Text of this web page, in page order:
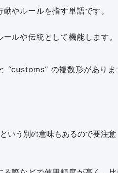
やルールを指す単語です。
ルや伝統として機能します。
“customs” の複数形がありま
いう別の意味もあるので要注意